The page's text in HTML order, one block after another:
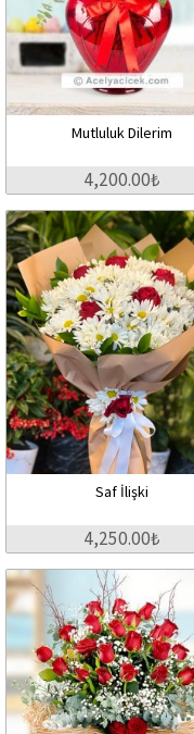
Mutluluk Dilerim
4,200.00₺
Saf İlişki
4,250.00₺